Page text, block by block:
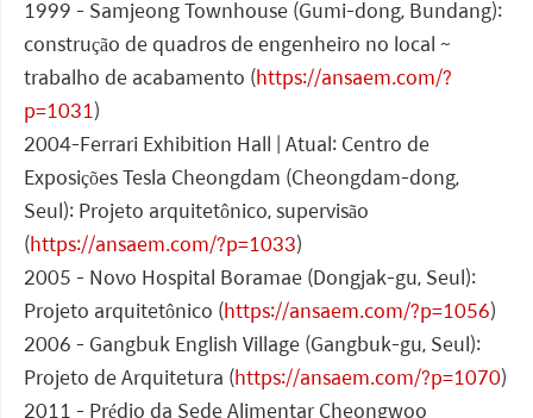
1999 - Samjeong Townhouse (Gumi-dong, Bundang):
construção de quadros de engenheiro no local ~
trabalho de acabamento (https://ansaem.com/?
p=1031)
2004-Ferrari Exhibition Hall | Atual: Centro de
Exposições Tesla Cheongdam (Cheongdam-dong,
Seul): Projeto arquitetônico, supervisão
(https://ansaem.com/?p=1033)
2005 - Novo Hospital Boramae (Dongjak-gu, Seul):
Projeto arquitetônico (https://ansaem.com/?p=1056)
2006 - Gangbuk English Village (Gangbuk-gu, Seul):
Projeto de Arquitetura (https://ansaem.com/?p=1070)
2011 - Prédio da Sede Alimentar Cheongwoo